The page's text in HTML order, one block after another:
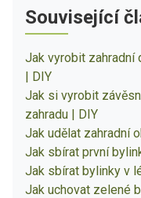
Související
Jak vyrobit zahradní
| DIY
Jak si vyrobit
zahradu | DIY
Jak udělat zahradní
Jak sbírat první
Jak sbírat bylinky v
Jak uchovat zelené